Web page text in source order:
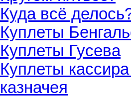
Куда всё
Куплеты
Куплеты Гусева
Куплеты
казначея